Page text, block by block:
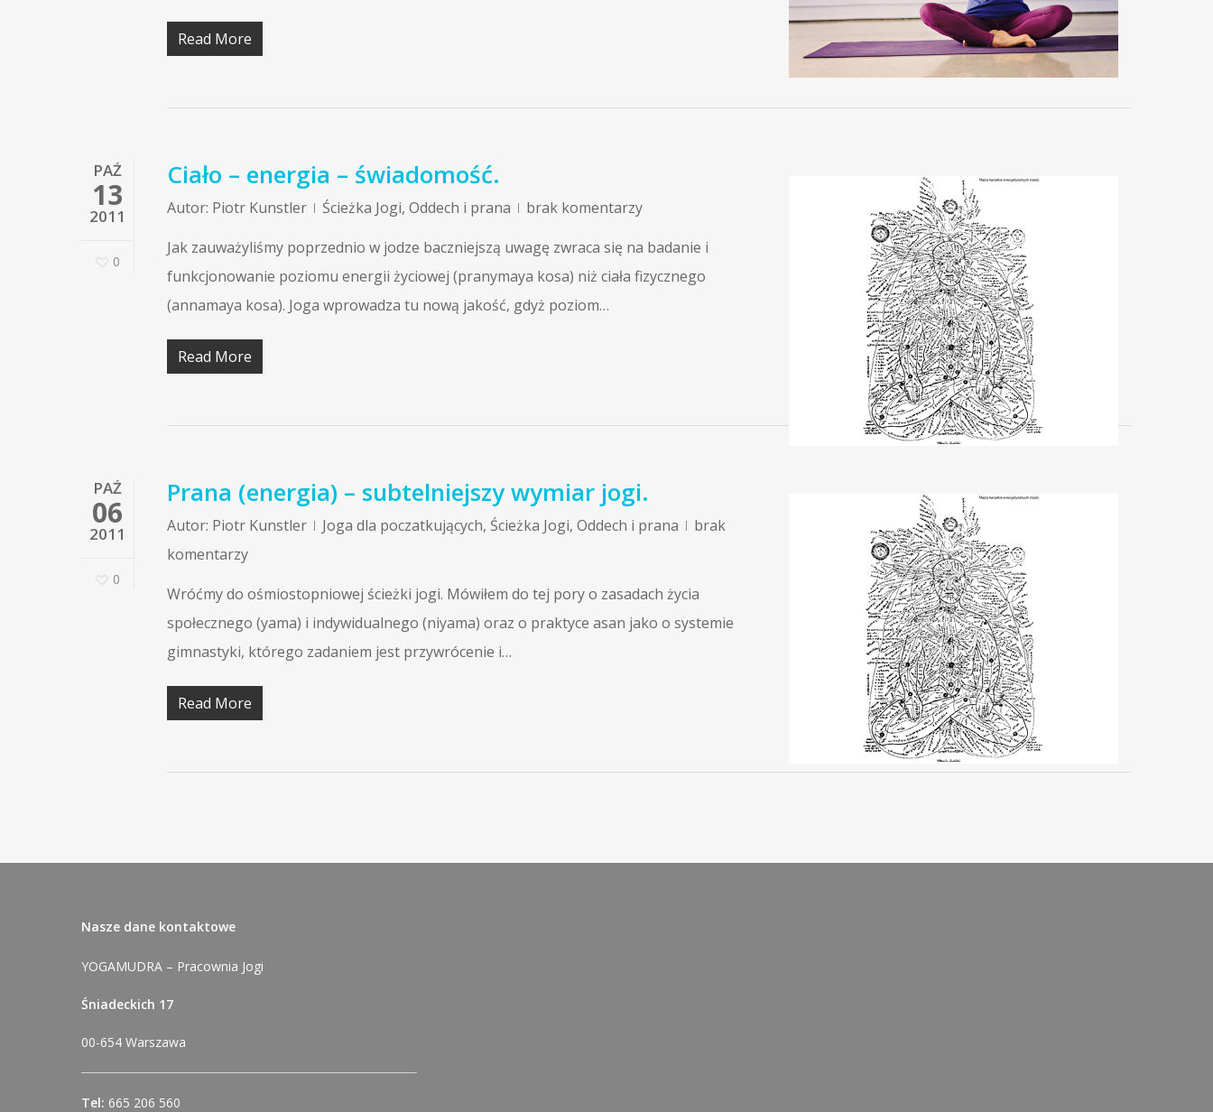
Read More
PAŹ
13
2011
0
Ciało – energia – świadomość.
Autor: Piotr Kunstler Ścieżka Jogi, Oddech i prana
brak komentarzy
Jak zauważyliśmy poprzednio w jodze baczniejszą uwagę zwraca się na badanie i
funkcjonowanie poziomu energii życiowej (pranymaya kosa) niż ciała fizycznego
(annamaya kosa). Joga wprowadza tu nową jakość, gdyż poziom…
Read More
PAŹ
06
2011
0
Prana (energia) – subtelniejszy wymiar jogi.
Autor: Piotr Kunstler Joga dla poczatkujących, Ścieżka Jogi, Oddech i prana
brak
komentarzy
Wróćmy do ośmiostopniowej ścieżki jogi. Mówiłem do tej pory o zasadach życia
społecznego (yama) i indywidualnego (niyama) oraz o praktyce asan jako o systemie
gimnastyki, którego zadaniem jest przywrócenie i…
Read More
Nasze dane kontaktowe
YOGAMUDRA – Pracownia Jogi
Śniadeckich 17
00-654 Warszawa
Tel: 665 206 560